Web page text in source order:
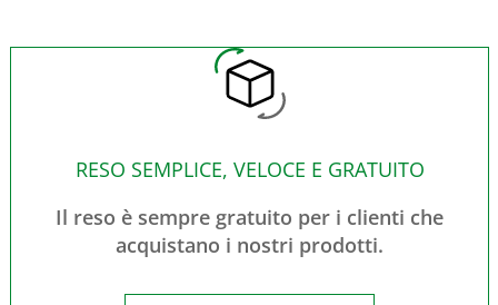
RESO SEMPLICE, VELOCE E GRATUITO
Il reso è sempre gratuito per i clienti che
acquistano i nostri prodotti.